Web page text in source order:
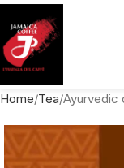
Home Tea Ayurvedic